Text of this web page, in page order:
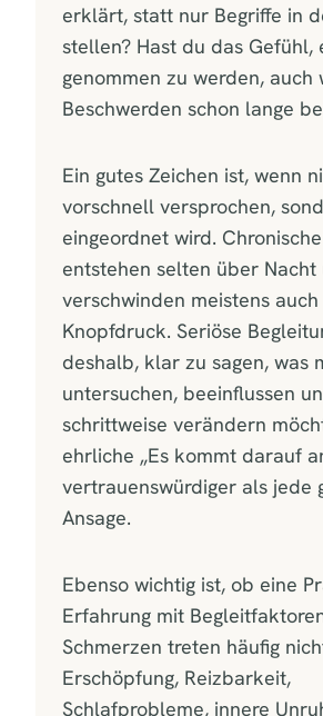
erklärt, statt nur Begriffe in
stellen? Hast du das Gefühl,
genommen zu werden, auch
Beschwerden schon lange
Ein gutes Zeichen ist, wenn
vorschnell versprochen,
eingeordnet wird.
entstehen selten über Nacht
verschwinden meistens
Knopfdruck. Seriöse
deshalb, klar zu sagen, was
untersuchen, beeinflussen
schrittweise verändern
ehrliche „Es kommt darauf
vertrauenswürdiger als jede
Ansage.
Ebenso wichtig ist, ob eine
Erfahrung mit
Schmerzen treten häufig
Erschöpfung, Reizbarkeit,
Schlafprobleme, innere